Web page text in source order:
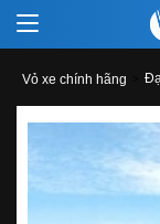
Vỏ xe chính hãng